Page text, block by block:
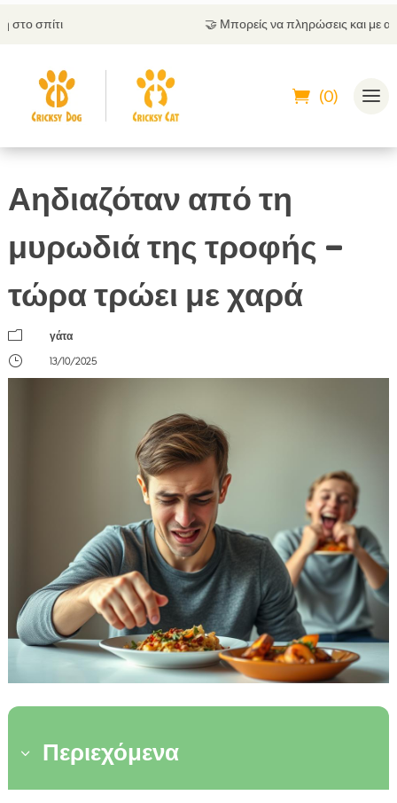
Μπορείς να πληρώσεις και με αντικαταβολή
(0)
Αηδιαζόταν από τη
μυρωδιά της τροφής –
τώρα τρώει με χαρά
m
γάτα
}
13/10/2025
3 Περιεχόμενα